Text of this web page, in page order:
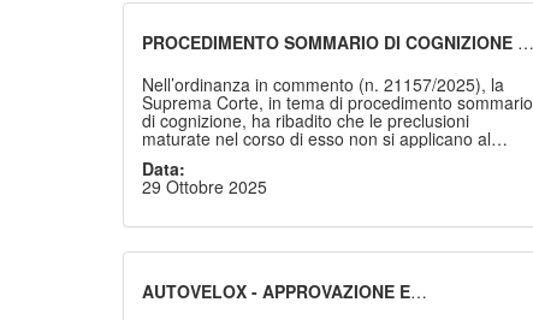
PROCEDIMENTO SOMMARIO DI COGNIZIONE -
CONSEGUENZE
Nell’ordinanza in commento (n. 21157/2025), la
Suprema Corte, in tema di procedimento sommario
di cognizione, ha ribadito che le preclusioni
maturate nel corso di esso non si applicano al
giudizio ordinario che si instaura all’esito della
conversione del rito, poiché l’art. 702-bis c.p.c. non
prevede alcuna espressa eccezione alla
all’art. 4, comma 5, d.lgs. n. 150/2011.
Data:
29 Ottobre 2025
AUTOVELOX - APPROVAZIONE E